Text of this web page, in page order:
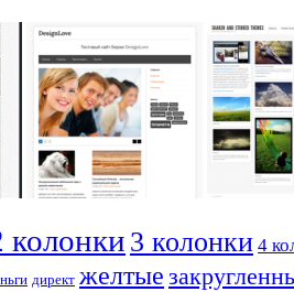
колонки 3 колонки 4
директ желтые